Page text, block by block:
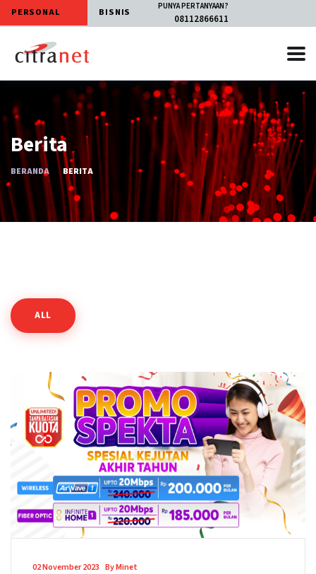
PERSONAL BISNIS PUNYA PERTANYAAN?
08112866611
Berita
BERANDA BERITA
ALL
02 November 2023 By Minet